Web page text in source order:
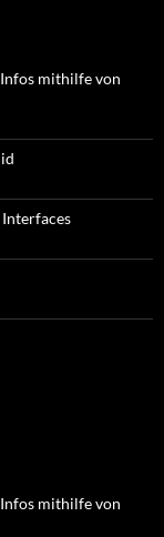
mithilfe von
mithilfe von